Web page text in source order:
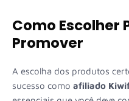
Como Escolher
Promover
A escolha dos produtos
sucesso como afiliado